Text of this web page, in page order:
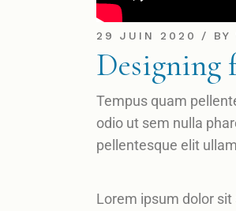
29 JUIN 2020 BY
Designing
Tempus quam
odio ut sem nulla
pellentesque elit
Lorem ipsum dolor